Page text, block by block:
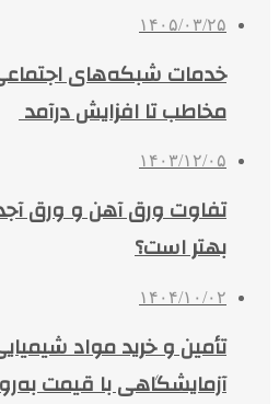
۱۴۰۵/۰۳/۲۵
مخاطب تا افزایش درآمد
۱۴۰۳/۱۲/۰۵
تفاوت ورق آهن و ورق
بهتر است؟
۱۴۰۴/۱۰/۰۲
تأمین و خرید مواد
آزمایشگاهی با قیمت